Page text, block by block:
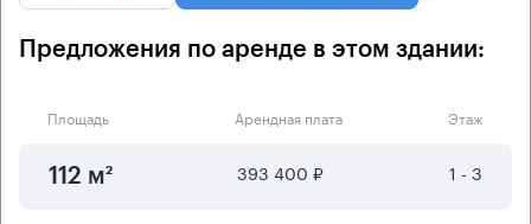
Предложения по аренде в этом здании:
Площадь Арендная плата Этаж
112 м² 393 400 ₽ 1 - 3